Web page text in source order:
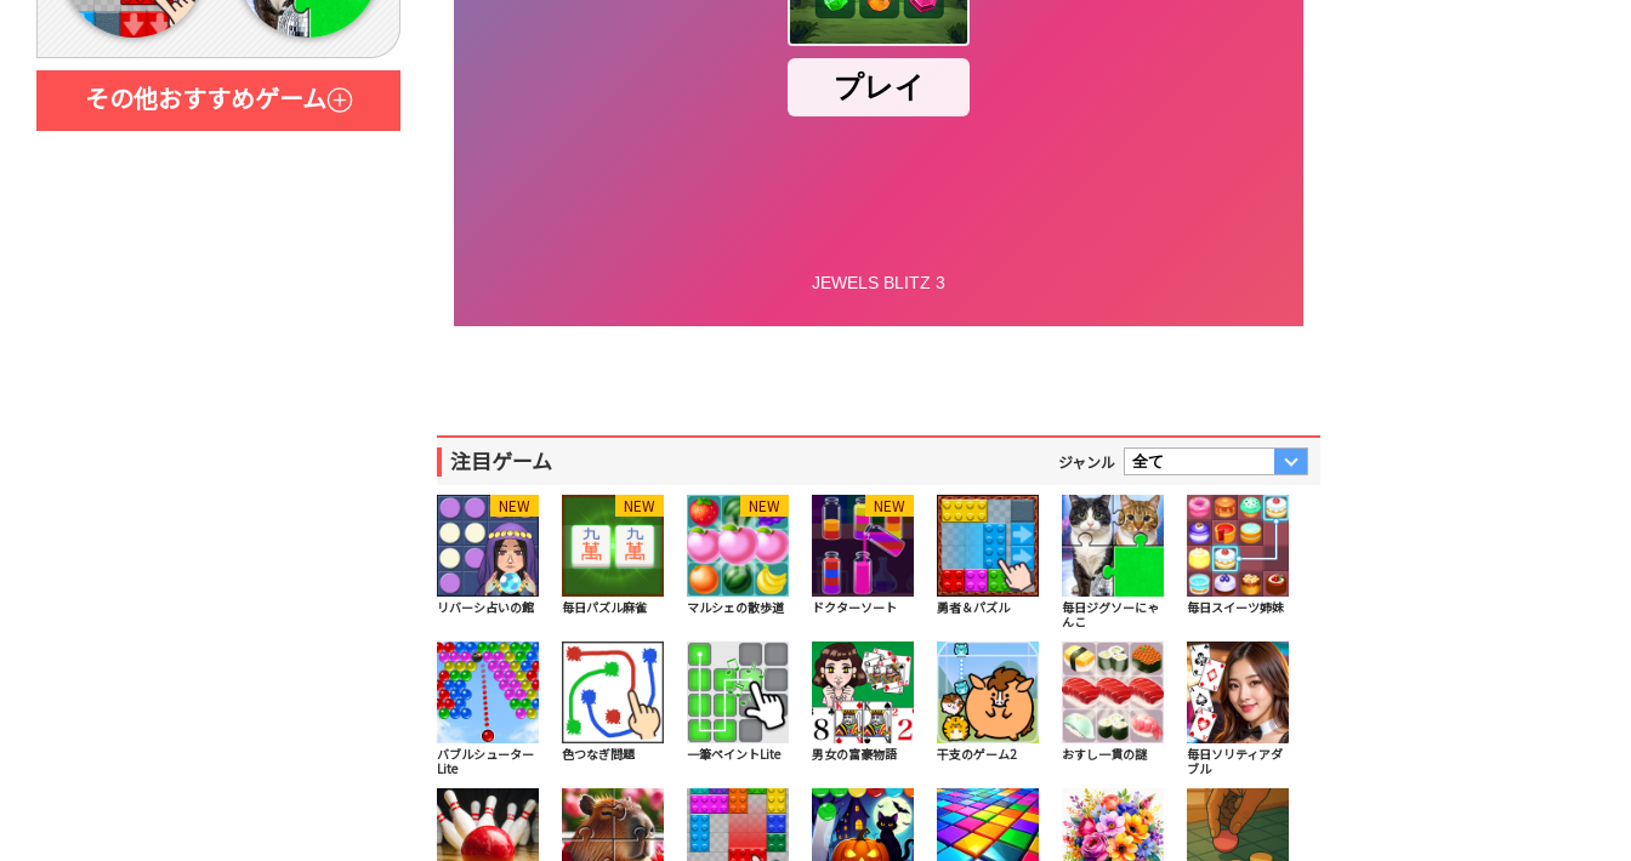
その他おすすめゲーム
注目ゲーム ジャンル
リバーシ占いの館
NEW
毎日パズル麻雀
NEW
マルシェの散歩道
NEW
ドクターソート
NEW
勇者＆パズル
毎日ジグソーにゃ
んこ
毎日スイーツ姉妹
バブルシューター
Lite
色つなぎ問題 一筆ペイントLite 男女の富豪物語 干支のゲーム2 おすし一貫の謎
毎日ソリティアダ
ブル